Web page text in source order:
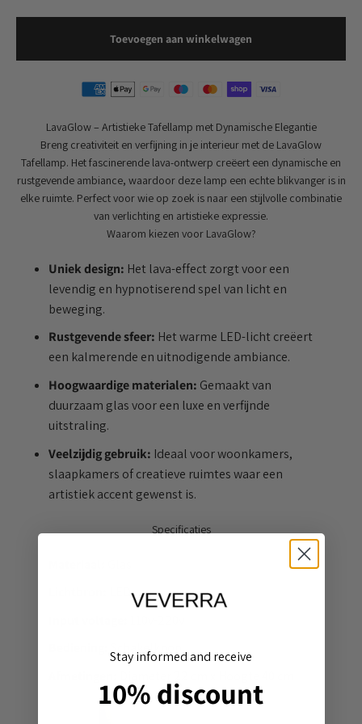
Toevoegen aan winkelwagen
LavaGlow – Artistieke Tafellamp met Dynamische Elegantie
Breng creativiteit en verfijning in je interieur met de LavaGlow
Tafellamp. Het fascinerende lava-ontwerp creëert een dynamische en
rustgevende ambiance, waardoor deze lamp een echte blikvanger is in
elke ruimte. Perfect voor wie op zoek is naar een stijlvolle combinatie
van verlichting en artistieke expressie.
Waarom kiezen voor LavaGlow?
Uniek design: Het lava-effect zorgt voor een
levendig en hypnotiserend spel van licht en
beweging.
Rustgevende sfeer: Het warme LED-licht creëert
een kalmerende en uitnodigende ambiance.
Hoogwaardige materialen: Gemaakt van
duurzaam glas voor een luxe en verfijnde
uitstraling.
Veelzijdig gebruik: Ideaal voor woonkamers,
slaapkamers of creatieve ruimtes waar een
artistiek accent gewenst is.
Specificaties
Schakelknop
Stay informed and receive
10% discount